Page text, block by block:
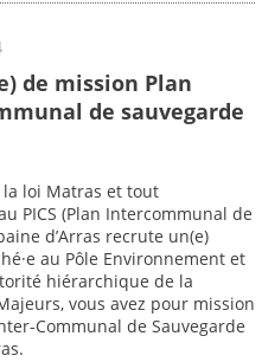
de mission Plan
de sauvegarde
loi Matras et tout
PICS (Plan Intercommunal de
d’Arras recrute un(e)
au Pôle Environnement et
hiérarchique de la
vous avez pour mission
Communal de Sauvegarde